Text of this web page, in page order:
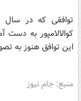
کوالالامپور به
این توافق هنوز به
منبع: جام نیوز